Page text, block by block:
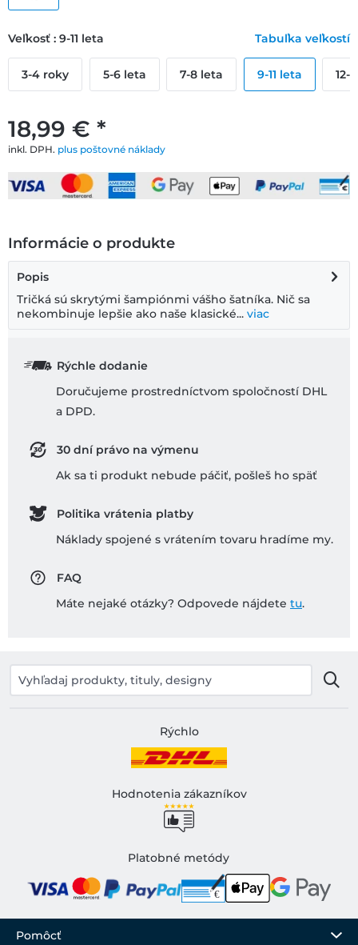
18,99 € *
inkl. DPH. plus poštovné náklady
Veľkosť : 9-11 leta Tabuľka veľkostí
3-4 roky 5-6 leta 7-8 leta 9-11 leta 12-
Informácie o produkte
Popis
Tričká sú skrytými šampiónmi vášho šatníka. Nič sa
nekombinuje lepšie ako naše klasické... viac
Rýchle dodanie
Doručujeme prostredníctvom spoločností DHL
a DPD.
30 dní právo na výmenu
Ak sa ti produkt nebude páčiť, pošleš ho späť
Politika vrátenia platby
Náklady spojené s vrátením tovaru hradíme my.
FAQ
Máte nejaké otázky? Odpovede nájdete tu.
Rýchlo
Hodnotenia zákazníkov
Platobné metódy
Pomôcť